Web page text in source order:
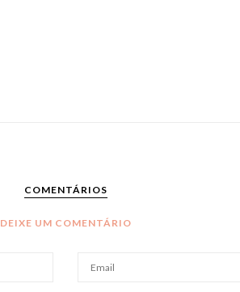
COMENTÁRIOS
DEIXE UM COMENTÁRIO